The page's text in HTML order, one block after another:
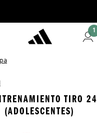
1
TIRO 24